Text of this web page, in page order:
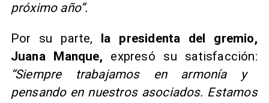
próximo año”.
Por su parte, la presidenta del gremio,
Juana Manque, expresó su satisfacción:
“Siempre trabajamos en armonía y
pensando en nuestros asociados. Estamos